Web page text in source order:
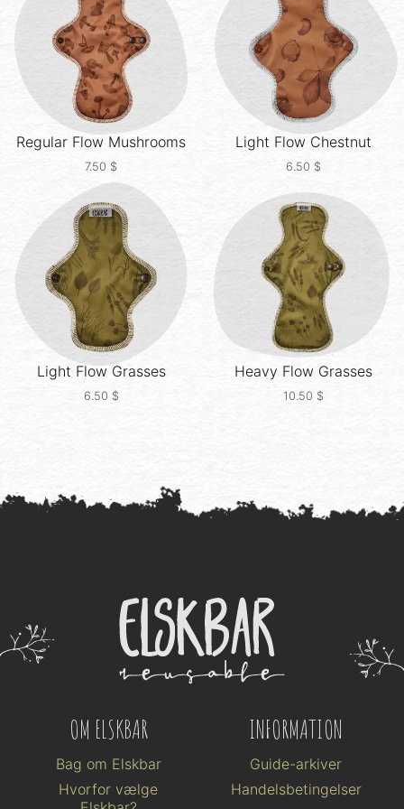
Regular Flow Mushrooms
7.50 $
Light Flow Chestnut
6.50 $
Light FlowGrasses
6.50 $
Heavy Flow Grasses
10.50 $
OM ELSKBAR
Bag om Elskbar
Hvorfor vælge
INFORMATION
Guide-arkiver
Handelsbetingelser